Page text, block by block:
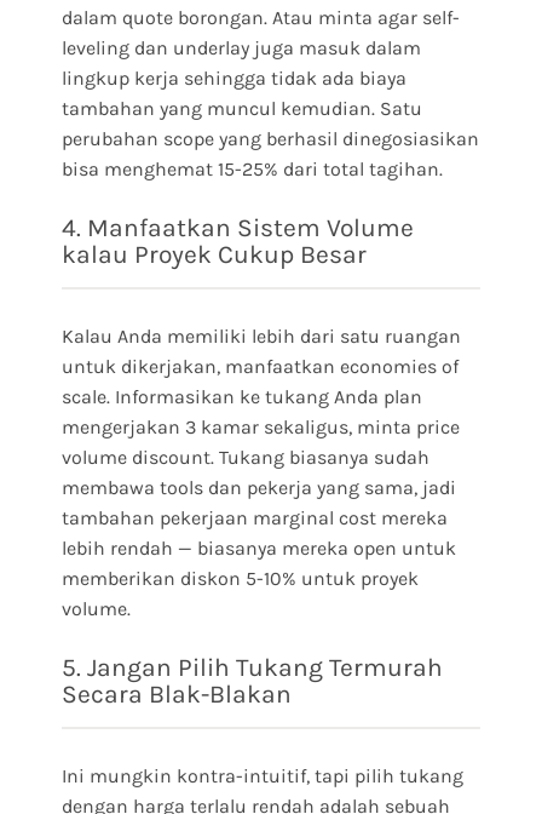
dalam quote borongan. Atau minta agar self-
leveling dan underlay juga masuk dalam
lingkup kerja sehingga tidak ada biaya
tambahan yang muncul kemudian. Satu
perubahan scope yang berhasil dinegosiasikan
bisa menghemat 15-25% dari total tagihan.
4. Manfaatkan Sistem Volume
kalau Proyek Cukup Besar
Kalau Anda memiliki lebih dari satu ruangan
untuk dikerjakan, manfaatkan economies of
scale. Informasikan ke tukang Anda plan
mengerjakan 3 kamar sekaligus, minta price
volume discount. Tukang biasanya sudah
membawa tools dan pekerja yang sama, jadi
tambahan pekerjaan marginal cost mereka
lebih rendah — biasanya mereka open untuk
memberikan diskon 5-10% untuk proyek
volume.
5. Jangan Pilih Tukang Termurah
Secara Blak-Blakan
Ini mungkin kontra-intuitif, tapi pilih tukang
dengan harga terlalu rendah adalah sebuah